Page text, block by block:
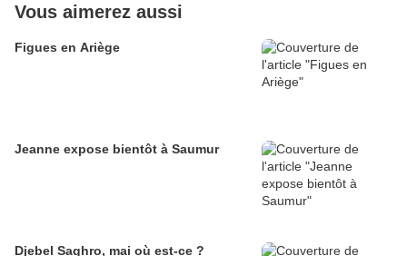
Vous aimerez aussi
Figues en Ariège
Jeanne expose bientôt à Saumur
Djebel Saghro, mai où est-ce ?